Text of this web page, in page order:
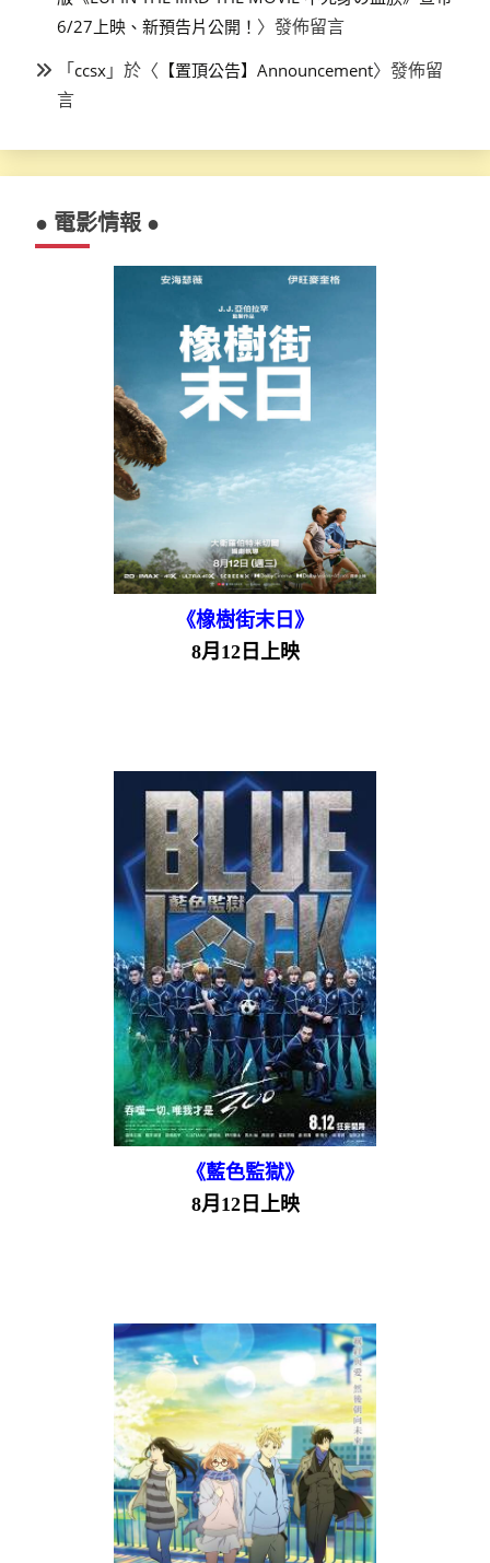
6/27上映、新預告片公開！ 〉發佈留言
「ccsx 」於〈 【置頂公告】Announcement〉發佈留
言
● 電影情報 ●
《橡樹街末日》
8月12日上映
《藍色監獄》
8月12日上映